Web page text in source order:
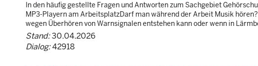
In den häufig gestellte Fragen und Antworten zum Sachgebiet
MP3-Playern am ArbeitsplatzDarf man während der Arbeit Musik
wegen Überhören von Warnsignalen entstehen kann oder wenn in
Stand:30.04.2026
Dialog:42918